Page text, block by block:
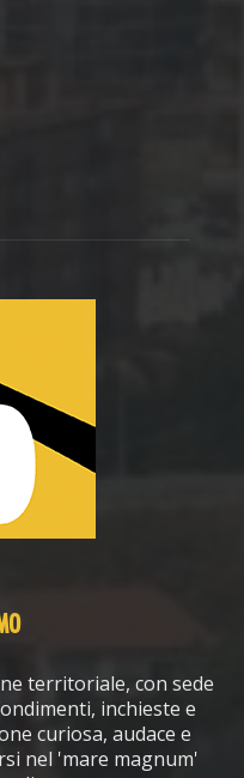
territoriale, con sede
inchieste e
curiosa, audace e
nel 'mare magnum'